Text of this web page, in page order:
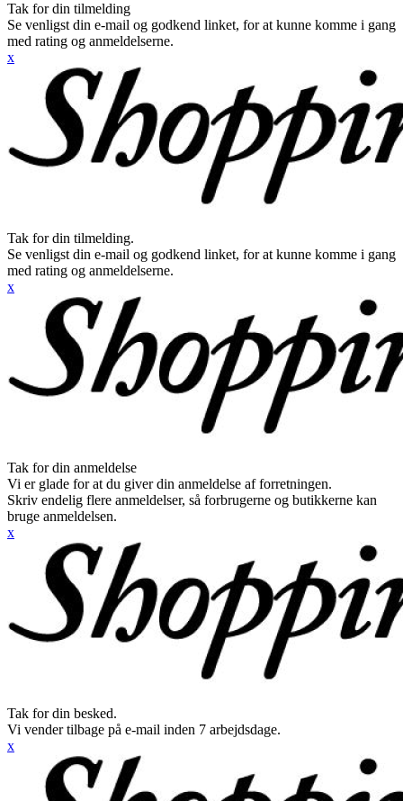
Tak for din tilmelding
Se venligst din e-mail og godkend linket, for at kunne komme i gang
med rating og anmeldelserne.
x
Tak for din tilmelding.
Se venligst din e-mail og godkend linket, for at kunne komme i gang
med rating og anmeldelserne.
x
Tak for din anmeldelse
Vi er glade for at du giver din anmeldelse af forretningen.
Skriv endelig flere anmeldelser, så forbrugerne og butikkerne kan
bruge anmeldelsen.
x
Tak for din besked.
Vi vender tilbage på e-mail inden 7 arbejdsdage.
x